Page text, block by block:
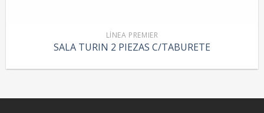
LÍNEA PREMIER
SALA TURIN 2 PIEZAS C/TABURETE